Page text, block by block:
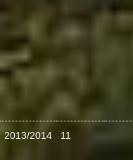
2013/2014 11